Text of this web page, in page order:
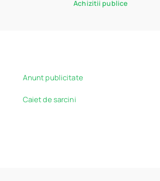
Achizitii publice
Anunt publicitate
Caiet de sarcini